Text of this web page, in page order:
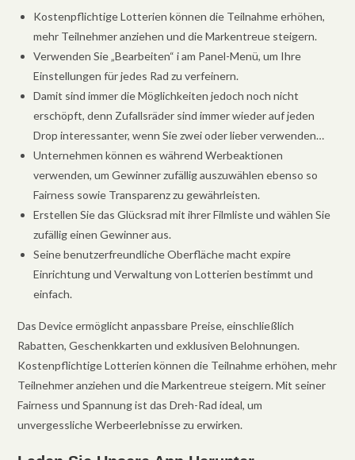
Kostenpflichtige Lotterien können die Teilnahme erhöhen,
mehr Teilnehmer anziehen und die Markentreue steigern.
Verwenden Sie „Bearbeiten“ i am Panel-Menü, um Ihre
Einstellungen für jedes Rad zu verfeinern.
Damit sind immer die Möglichkeiten jedoch noch nicht
erschöpft, denn Zufallsräder sind immer wieder auf jeden
Drop interessanter, wenn Sie zwei oder lieber verwenden…
Unternehmen können es während Werbeaktionen
verwenden, um Gewinner zufällig auszuwählen ebenso so
Fairness sowie Transparenz zu gewährleisten.
Erstellen Sie das Glücksrad mit ihrer Filmliste und wählen Sie
zufällig einen Gewinner aus.
Seine benutzerfreundliche Oberfläche macht expire
Einrichtung und Verwaltung von Lotterien bestimmt und
einfach.
Das Device ermöglicht anpassbare Preise, einschließlich
Rabatten, Geschenkkarten und exklusiven Belohnungen.
Kostenpflichtige Lotterien können die Teilnahme erhöhen, mehr
Teilnehmer anziehen und die Markentreue steigern. Mit seiner
Fairness und Spannung ist das Dreh-Rad ideal, um
unvergessliche Werbeerlebnisse zu erwirken.